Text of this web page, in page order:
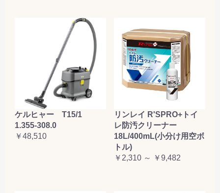
ケルヒャー T15/1
1.355-308.0
￥48,510
リンレイ R'SPRO+トイ
レ防汚クリーナー
18L/400mL(小分け用空ボ
トル)
￥2,310 ～ ￥9,482